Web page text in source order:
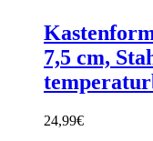
7,5 cm,
24,99€